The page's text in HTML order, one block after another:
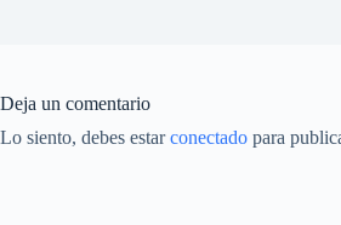
Deja un comentario
Lo siento, debes estarconectado para